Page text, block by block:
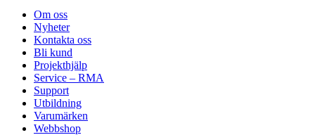
Om oss
Nyheter
Kontakta oss
Bli kund
Projekthjälp
Service – RMA
Support
Utbildning
Varumärken
Webbshop